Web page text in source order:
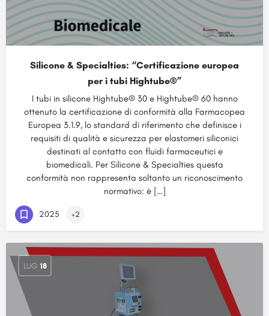
Silicone & Specialties: “Certificazione europea
per i tubi Hightube®”
I tubi in silicone Hightube® 30 e Hightube® 60 hanno
ottenuto la certificazione di conformità alla Farmacopea
Europea 3.1.9, lo standard di riferimento che definisce i
requisiti di qualità e sicurezza per elastomeri siliconici
destinati al contatto con fluidi farmaceutici e
biomedicali. Per Silicone & Specialties questa
conformità non rappresenta soltanto un riconoscimento
normativo: è […]
2025 +2
LUG 18